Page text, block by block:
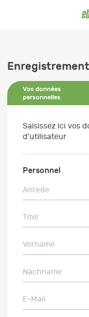
Enregistrement
Vos données
personnelles
Saisissez ici vos
d’utilisateur
Personnel
Anrede
Anrede
Titel
Titel
Vorname
Vorname
Nachname
Nachname
E-Mail
E-Mail